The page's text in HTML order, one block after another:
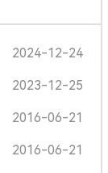
2024-12-24
2023-12-25
2016-06-21
2016-06-21